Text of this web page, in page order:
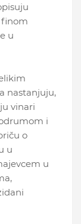
finom
u
nastanjuju,
vinari
i
o
u
u